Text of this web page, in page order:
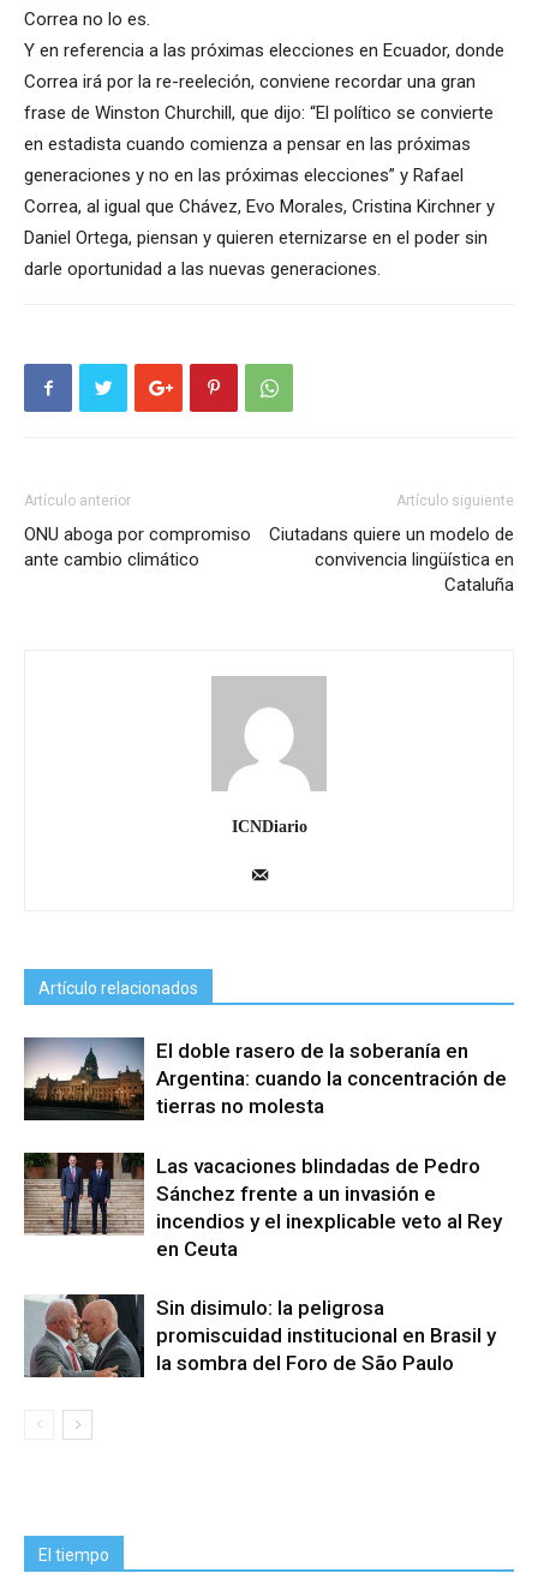
Correa no lo es.
Y en referencia a las próximas elecciones en Ecuador, donde
Correa irá por la re-reeleción, conviene recordar una gran
frase de Winston Churchill, que dijo: “El político se convierte
en estadista cuando comienza a pensar en las próximas
generaciones y no en las próximas elecciones” y Rafael
Correa, al igual que Chávez, Evo Morales, Cristina Kirchner y
Daniel Ortega, piensan y quieren eternizarse en el poder sin
darle oportunidad a las nuevas generaciones.
Artículo anterior
ONU aboga por compromiso
ante cambio climático
Artículo siguiente
Ciutadans quiere un modelo de
convivencia lingüística en
Cataluña
ICNDiario
Artículo relacionados
El doble rasero de la soberanía en
Argentina: cuando la concentración de
tierras no molesta
Las vacaciones blindadas de Pedro
Sánchez frente a un invasión e
incendios y el inexplicable veto al Rey
en Ceuta
Sin disimulo: la peligrosa
promiscuidad institucional en Brasil y
la sombra del Foro de São Paulo
El tiempo